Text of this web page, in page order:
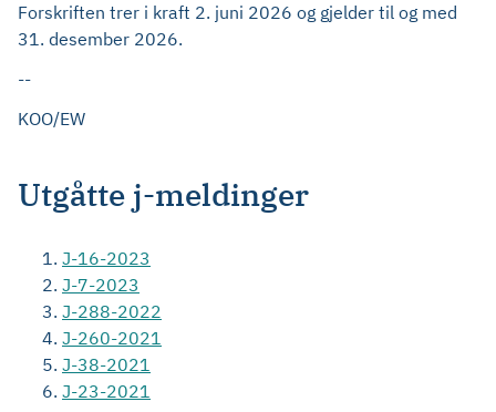
Forskriften trer i kraft 2. juni 2026 og gjelder til og med
31. desember 2026.
--
KOO/EW
Utgåtte j-meldinger
J-16-2023
J-7-2023
J-288-2022
J-260-2021
J-38-2021
J-23-2021